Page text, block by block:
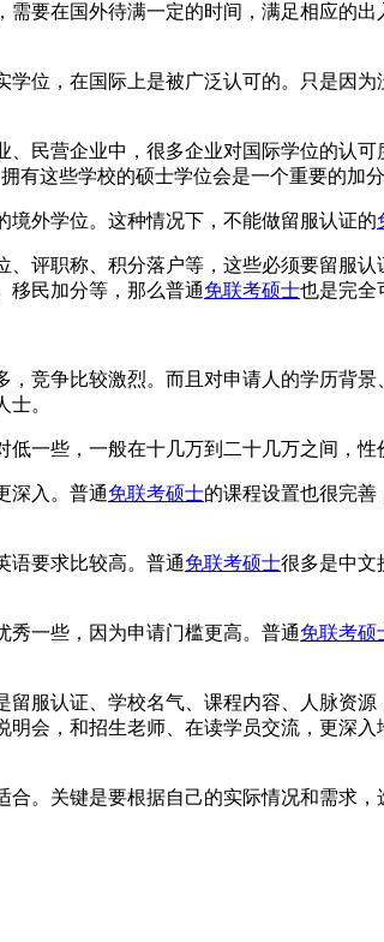
要在国外待满一定的时间，满足相应的
位，在国际上是被广泛认可的。只是因
民营企业中，很多企业对国际学位的认
有这些学校的硕士学位会是一个重要的加分
外学位。这种情况下，不能做留服认证的
评职称、积分落户等，这些必须要留服
移民加分等，那么普通免联考硕士也是完全
竞争比较激烈。而且对申请人的学历背
。
低一些，一般在十几万到二十几万之间，性
深入。普通免联考硕士的课程设置也很完
语要求比较高。普通免联考硕士很多是中文
秀一些，因为申请门槛更高。普通免联考硕
服认证、学校名气、课程内容、人脉资
会，和招生老师、在读学员交流，更深
。关键是要根据自己的实际情况和需求